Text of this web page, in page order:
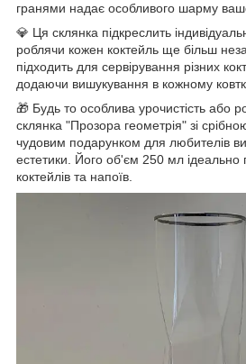
гранями надає особливого шарму
💎 Ця склянка підкреслить
роблячи кожен коктейль ще більш
підходить для сервірування різних
додаючи вишукування в кожному
🎁 Будь то особлива урочистість або
склянка "Прозора геометрія" зі
чудовим подарунком для любителів
естетики. Його об'єм 250 мл ідеально
коктейлів та напоїв.